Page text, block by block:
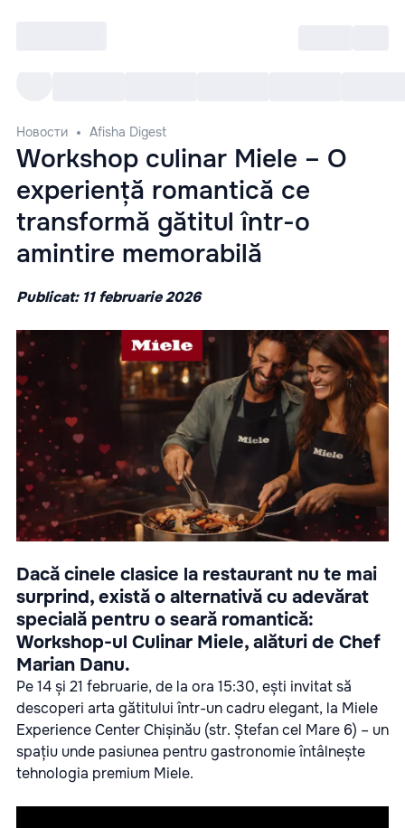
Новости Afisha Digest
Workshop culinar Miele – O
experiență romantică ce
transformă gătitul într-o
amintire memorabilă
Publicat: 11 februarie 2026
Dacă cinele clasice la restaurant nu te mai
surprind, există o alternativă cu adevărat
specială pentru o seară romantică:
Workshop-ul Culinar Miele, alături de Chef
Marian Danu.
Pe 14 și 21 februarie, de la ora 15:30, ești invitat să
descoperi arta gătitului într-un cadru elegant, la Miele
Experience Center Chișinău (str. Ștefan cel Mare 6) – un
spațiu unde pasiunea pentru gastronomie întâlnește
tehnologia premium Miele.